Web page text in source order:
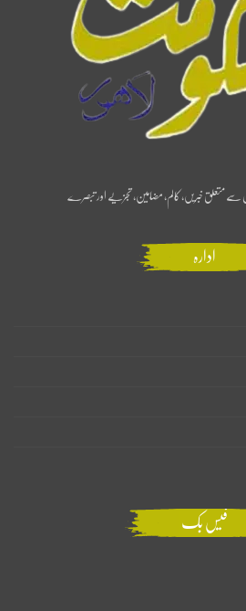
سے متعلق خبریں، کالم، مضامین، تجزیے اور تبصرے
ادارہ
فیس بک